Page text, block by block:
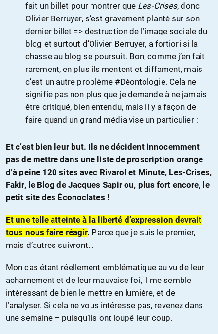
fait un billet pour montrer que Les-Crises, donc
Olivier Berruyer, s’est gravement planté sur son
dernier billet => destruction de l’image sociale du
blog et surtout d’Olivier Berruyer, a fortiori si la
chasse au blog se poursuit. Bon, comme j’en fait
rarement, en plus ils mentent et diffament, mais
c’est un autre problème #Déontologie. Cela ne
signifie pas non plus que je demande à ne jamais
être critiqué, bien entendu, mais il y a façon de
faire quand un grand média vise un particulier ;
Et c’est bien leur but. Ils ne décident innocemment
pas de mettre dans une liste de proscription orange
d’à peine 120 sites avec Rivarol et Minute, Les-Crises,
Fakir, le Blog de Jacques Sapir ou, plus fort encore, le
petit site des Éconoclates !
Et une telle atteinte à la liberté d’expression devrait
tous nous faire réagir. Parce que je suis le premier,
mais d’autres suivront…
Mon cas étant réellement emblématique au vu de leur
acharnement et de leur mauvaise foi, il me semble
intéressant de bien le mettre en lumière, et de
l’analyser. Si cela ne vous intéresse pas, revenez dans
une semaine – puisqu’ils ont loupé leur coup.